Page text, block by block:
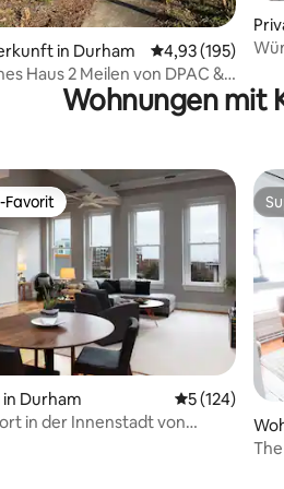
4,95 von 5, 208 Bewertungen
in Durham Durchschnittliche
4,93 (195)
Haus 2 Meilen von DPAC &
Wohnungen mit
4,97 von 5, 180 Bewertungen
Gäste-Favorit.
Favorit
Durham
5 (124)
in der Innenstadt von